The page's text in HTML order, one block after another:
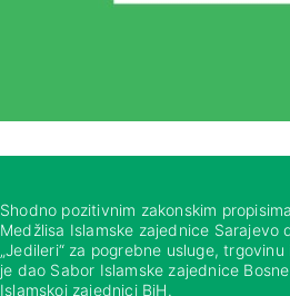
Shodno pozitivnim zakonskim
Medžlisa Islamske zajednice
„Jedileri“ za pogrebne usluge,
je dao Sabor Islamske zajednice
Islamskoj zajednici BiH.